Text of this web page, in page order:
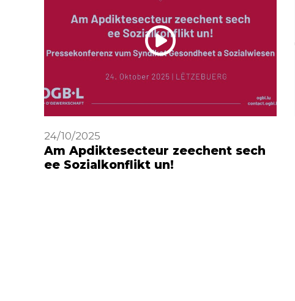
24/10/2025
Am Apdiktesecteur zeechent sech
ee Sozialkonflikt un!